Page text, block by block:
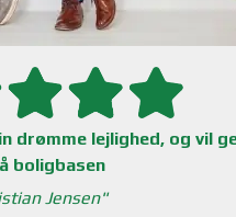
drømme lejlighed, og vil
boligbasen
Jensen